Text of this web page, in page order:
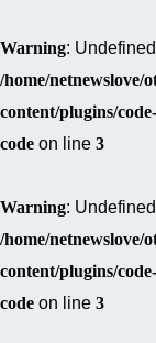
Warning:
/home/netnewslove/
content/plugins/
code on line 3
Warning:
/home/netnewslove/
content/plugins/
code on line 3